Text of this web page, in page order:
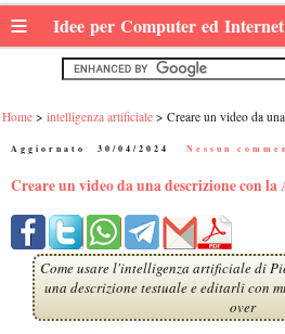
≡ Idee per Computer ed Internet
Home intelligenza artificiale Creare un video da
Aggiornato: 30/04/2024 Nessun
Creare un video da una descrizione con
Come usare l'intelligenza artificiale di
una descrizione testuale e editarli con
over